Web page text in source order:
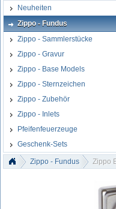
Neuheiten
Zippo - Fundus
Zippo - Sammlerstücke
Zippo - Gravur
Zippo - Base Models
Zippo - Sternzeichen
Zippo - Zubehör
Zippo - Inlets
Pfeifenfeuerzeuge
Geschenk-Sets
Zippo - Fundus Zippo